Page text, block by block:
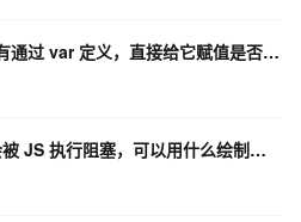
JS 里面，如果一个变量，没有通过 var 定义，直接给它赋值是否可以执行？
对于低端机，为确保动画不会被 JS 执行阻塞，可以用什么绘制动画？